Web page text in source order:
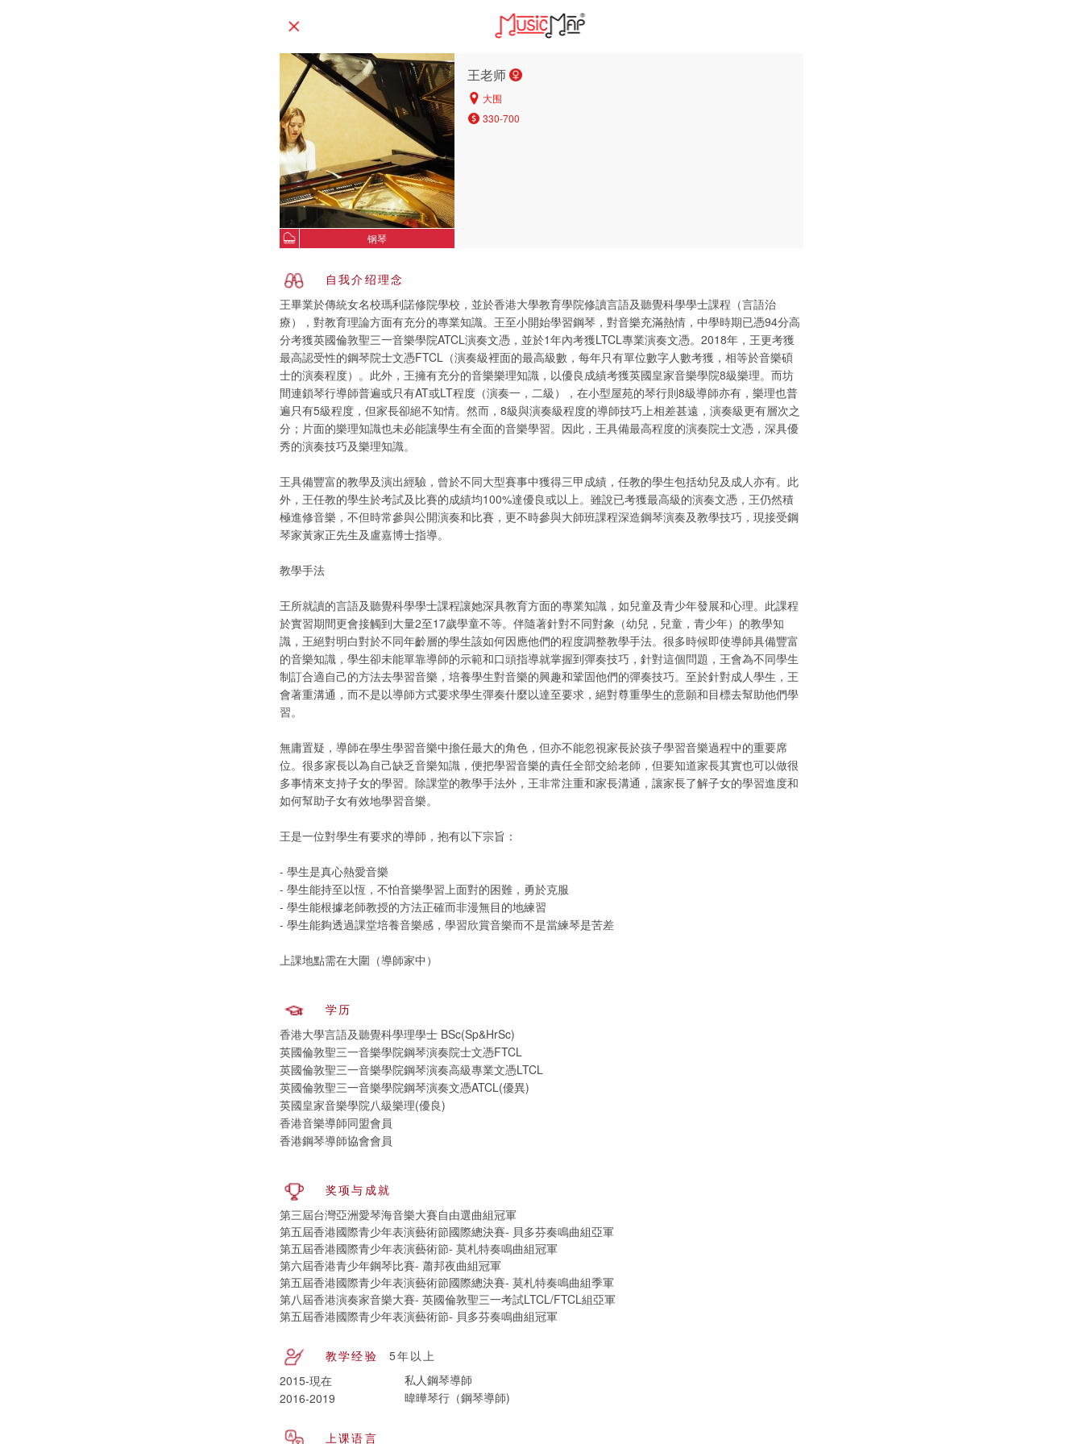
钢琴
王老师
大围
330-700
自我介绍理念
王畢業於傳統女名校瑪利諾修院學校，並於香港大學教育學院修讀言語及聽覺科學學士課程（言語治
療），對教育理論方面有充分的專業知識。王至小開始學習鋼琴，對音樂充滿熱情，中學時期已憑94分高
分考獲英國倫敦聖三一音樂學院ATCL演奏文憑，並於1年內考獲LTCL專業演奏文憑。2018年，王更考獲
最高認受性的鋼琴院士文憑FTCL（演奏級裡面的最高級數，每年只有單位數字人數考獲，相等於音樂碩
士的演奏程度）。此外，王擁有充分的音樂樂理知識，以優良成績考獲英國皇家音樂學院8級樂理。而坊
間連鎖琴行導師普遍或只有AT或LT程度（演奏一，二級），在小型屋苑的琴行則8級導師亦有，樂理也普
遍只有5級程度，但家長卻絕不知情。然而，8級與演奏級程度的導師技巧上相差甚遠，演奏級更有層次之
分；片面的樂理知識也未必能讓學生有全面的音樂學習。因此，王具備最高程度的演奏院士文憑，深具優
秀的演奏技巧及樂理知識。
王具備豐富的教學及演出經驗，曾於不同大型賽事中獲得三甲成績，任教的學生包括幼兒及成人亦有。此
外，王任教的學生於考試及比賽的成績均100%達優良或以上。雖說已考獲最高級的演奏文憑，王仍然積
極進修音樂，不但時常參與公開演奏和比賽，更不時參與大師班課程深造鋼琴演奏及教學技巧，現接受鋼
琴家黃家正先生及盧嘉博士指導。
教學手法
王所就讀的言語及聽覺科學學士課程讓她深具教育方面的專業知識，如兒童及青少年發展和心理。此課程
於實習期間更會接觸到大量2至17歲學童不等。伴隨著針對不同對象（幼兒，兒童，青少年）的教學知
識，王絕對明白對於不同年齡層的學生該如何因應他們的程度調整教學手法。很多時候即使導師具備豐富
的音樂知識，學生卻未能單靠導師的示範和口頭指導就掌握到彈奏技巧，針對這個問題，王會為不同學生
制訂合適自己的方法去學習音樂，培養學生對音樂的興趣和鞏固他們的彈奏技巧。至於針對成人學生，王
會著重溝通，而不是以導師方式要求學生彈奏什麼以達至要求，絕對尊重學生的意願和目標去幫助他們學
習。
無庸置疑，導師在學生學習音樂中擔任最大的角色，但亦不能忽視家長於孩子學習音樂過程中的重要席
位。很多家長以為自己缺乏音樂知識，便把學習音樂的責任全部交給老師，但要知道家長其實也可以做很
多事情來支持子女的學習。除課堂的教學手法外，王非常注重和家長溝通，讓家長了解子女的學習進度和
如何幫助子女有效地學習音樂。
王是一位對學生有要求的導師，抱有以下宗旨：
- 學生是真心熱愛音樂
- 學生能持至以恆，不怕音樂學習上面對的困難，勇於克服
- 學生能根據老師教授的方法正確而非漫無目的地練習
- 學生能夠透過課堂培養音樂感，學習欣賞音樂而不是當練琴是苦差
上課地點需在大圍（導師家中）
学历
香港大學言語及聽覺科學理學士 BSc(Sp&HrSc)
英國倫敦聖三一音樂學院鋼琴演奏院士文憑FTCL
英國倫敦聖三一音樂學院鋼琴演奏高級專業文憑LTCL
英國倫敦聖三一音樂學院鋼琴演奏文憑ATCL(優異)
英國皇家音樂學院八級樂理(優良)
香港音樂導師同盟會員
香港鋼琴導師協會會員
奖项与成就
第三屆台灣亞洲愛琴海音樂大賽自由選曲組冠軍
第五屆香港國際青少年表演藝術節國際總決賽- 貝多芬奏鳴曲組亞軍
第五屆香港國際青少年表演藝術節- 莫札特奏鳴曲組冠軍
第六屆香港青少年鋼琴比賽- 蕭邦夜曲組冠軍
第五屆香港國際青少年表演藝術節國際總決賽- 莫札特奏鳴曲組季軍
第八屆香港演奏家音樂大賽- 英國倫敦聖三一考試LTCL/FTCL組亞軍
第五屆香港國際青少年表演藝術節- 貝多芬奏鳴曲組冠軍
教学经验
5年以上
2015-現在
私人鋼琴導師
2016-2019
暐曄琴行（鋼琴導師)
上课语言